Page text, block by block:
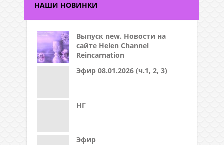
НАШИ НОВИНКИ
Выпуск new. Новости на
сайте Helen Channel
Reincarnation
Эфир 08.01.2026 (ч.1, 2, 3)
НГ
Эфир